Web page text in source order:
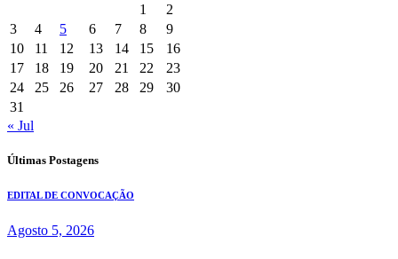
1
2
3
4 5 6 7 8
9
10
11 12 13 14 15
16
17
18 19 20 21 22
23
24
25 26 27 28 29
30
31
« Jul
Últimas Postagens
EDITAL DE CONVOCAÇÃO
Agosto 5, 2026